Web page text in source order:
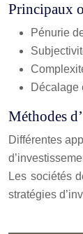
Principaux
Pénurie
Décalage
Méthodes
Différentes
Les sociétés
stratégies